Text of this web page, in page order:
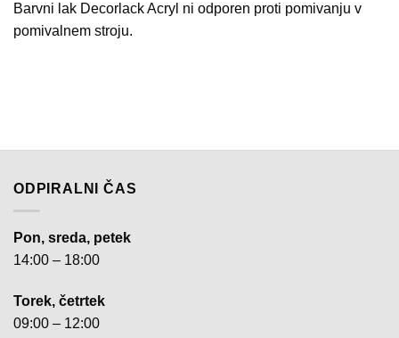
Barvni lak Decorlack Acryl ni odporen proti pomivanju v
pomivalnem stroju.
ODPIRALNI ČAS
Pon, sreda, petek
14:00 – 18:00
Torek, četrtek
09:00 – 12:00